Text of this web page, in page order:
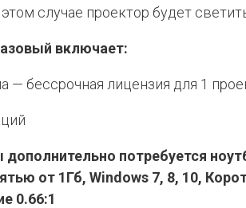
случае проектор будет
включает:
— бессрочная лицензия для 1
потребуется
от 1Гб, Windows 7, 8, 10,
0.66:1